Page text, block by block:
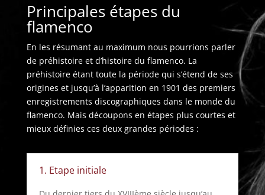
Principales étapes du
flamenco
En les résumant au maximum nous pourrions parler
de préhistoire et d’histoire du flamenco. La
préhistoire étant toute la période qui s’étend de ses
origines et jusqu’à l’apparition en 1901 des premiers
enregistrements discographiques dans le monde du
flamenco. Mais découpons en étapes plus courtes et
mieux définies ces deux grandes périodes :
1. Etape initiale